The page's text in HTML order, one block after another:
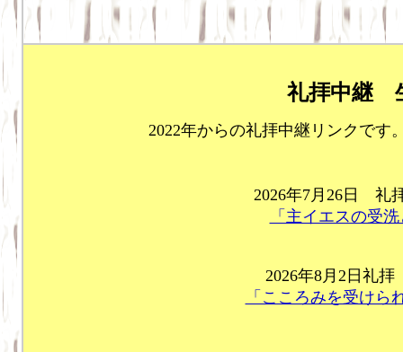
TEL/FAX：
礼拝中継
2022年からの礼拝中継リンクです
2026年7月26日
「主イエスの受
2026年8月2日礼
「こころみを受けら